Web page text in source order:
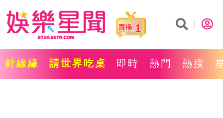
1
針線緣 請世界吃桌 即時 熱門 熱搜